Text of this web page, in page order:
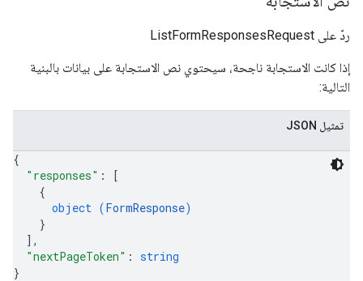
ردّ على ListFormResponsesRequest
إذا كانت الاستجابة ناجحة، سيحتوي نص الاستجابة على بيانات بالبنية
التالية:
تمثيل JSON
{
"responses" :
[
{
object (FormResponse)
}
] ,
"nextPageToken" : string
}